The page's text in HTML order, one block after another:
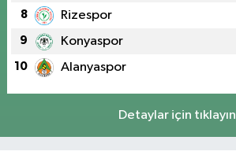
8 Rizespor
9 Konyaspor
10 Alanyaspor
Detaylar için tıklayın